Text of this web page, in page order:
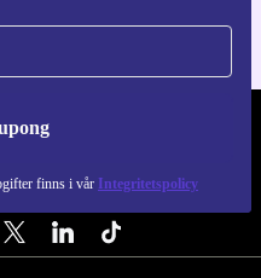
finns i vår Integritetspolicy
- RETHINK NEW.